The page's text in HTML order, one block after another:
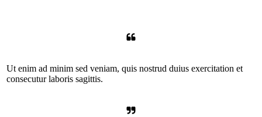
Ut enim ad minim sed veniam, quis nostrud duius exercitation et
consecutur laboris sagittis.